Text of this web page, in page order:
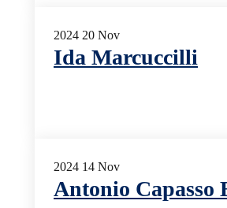
2024 20 Nov
Ida Marcuccilli
2024 14 Nov
Antonio Capasso